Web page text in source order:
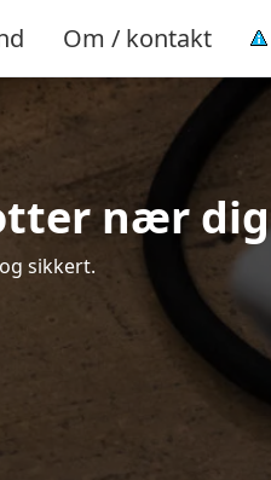
Om / kontakt
nær dig
sikkert.